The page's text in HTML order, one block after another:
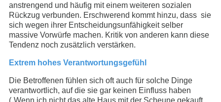
anstrengend und häufig mit einem weiteren sozialen
Rückzug verbunden. Erschwerend kommt hinzu, dass sie
sich wegen ihrer Entscheidungsunfähigkeit selber
massive Vorwürfe machen. Kritik von anderen kann diese
Tendenz noch zusätzlich verstärken.
Extrem hohes Verantwortungsgefühl
Die Betroffenen fühlen sich oft auch für solche Dinge
verantwortlich, auf die sie gar keinen Einfluss haben
(„Wenn ich nicht das alte Haus mit der Scheune gekauft